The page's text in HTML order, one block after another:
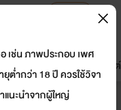
มาใหม่
ดรีมแชท ธัญลิสต์
เช่น ภาพประกอบ เพศ
ต่ำกว่า 18 ปี ควรใช้วิจา
นะนำจากผู้ใหญ่